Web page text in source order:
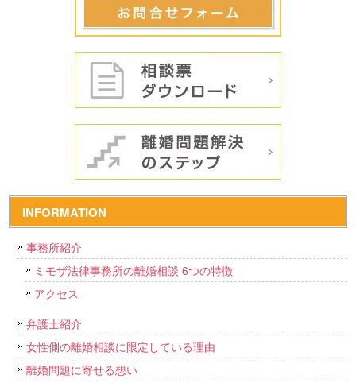
INFORMATION
事務所紹介
ミモザ法律事務所の離婚相談 6つの特徴
アクセス
弁護士紹介
女性側の離婚相談に限定している理由
離婚問題に寄せる想い